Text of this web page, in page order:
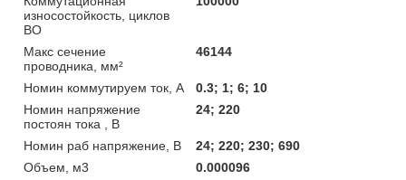
износостойкость, циклов
ВО
Макс сечение
проводника, мм²
46144
Номин коммутируем ток, А
0.3; 1; 6; 10
Номин напряжение
постоян тока , В
24; 220
Номин раб напряжение, В
24; 220; 230; 690
Объем, м3
0.000096